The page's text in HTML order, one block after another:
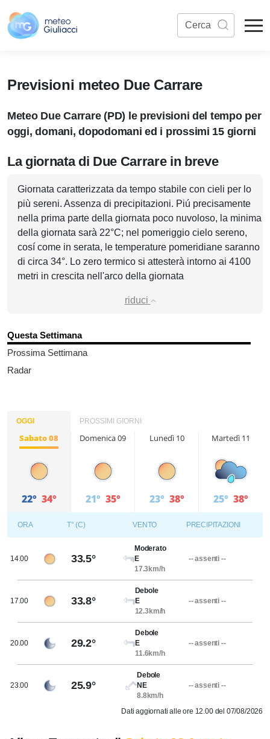
Previsioni meteo Due Carrare
Meteo Due Carrare (PD) le previsioni del tempo per
oggi, domani, dopodomani ed i prossimi 15 giorni
La giornata di Due Carrare in breve
Giornata caratterizzata da tempo stabile con cieli per lo
più sereni. Assenza di precipitazioni. Piú precisamente
nella prima parte della giornata poco nuvoloso, la minima
della giornata sarà 22°C; nel pomeriggio cielo sereno,
cosí come in serata, le temperature pomeridiane saranno
di circa 34°. Lo zero termico si attesterà intorno ai 4100
metri in crescita nell'arco della giornata
riduci
Questa Settimana
Prossima Settimana
Radar
OGGI PROSSIMI GIORNI
Sabato 08
22° 34°
Domenica 09
21° 35°
Lunedì 10
23° 38°
Martedì 11
25° 38°
ORA T° (C) VENTO PRECIPITAZIONI
14.00 33.5°
Moderato
E
17.3km/h
-- assenti --
17.00 33.8°
Debole
E
12.3km/h
-- assenti --
20.00 29.2°
Debole
E
11.6km/h
-- assenti --
23.00 25.9°
Debole
NE
8.8km/h
-- assenti --
Dati aggiornati alle ore 12.00 del 07/08/2026